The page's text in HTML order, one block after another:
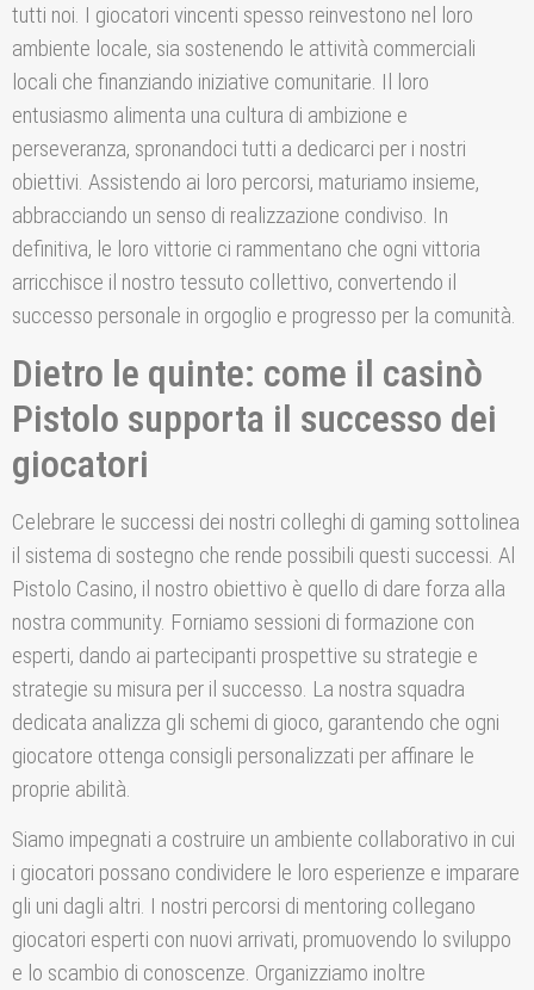
tutti noi. I giocatori vincenti spesso reinvestono nel loro
ambiente locale, sia sostenendo le attività commerciali
locali che finanziando iniziative comunitarie. Il loro
entusiasmo alimenta una cultura di ambizione e
perseveranza, spronandoci tutti a dedicarci per i nostri
obiettivi. Assistendo ai loro percorsi, maturiamo insieme,
abbracciando un senso di realizzazione condiviso. In
definitiva, le loro vittorie ci rammentano che ogni vittoria
arricchisce il nostro tessuto collettivo, convertendo il
successo personale in orgoglio e progresso per la comunità.
Dietro le quinte: come il casinò
Pistolo supporta il successo dei
giocatori
Celebrare le successi dei nostri colleghi di gaming sottolinea
il sistema di sostegno che rende possibili questi successi. Al
Pistolo Casino, il nostro obiettivo è quello di dare forza alla
nostra community. Forniamo sessioni di formazione con
esperti, dando ai partecipanti prospettive su strategie e
strategie su misura per il successo. La nostra squadra
dedicata analizza gli schemi di gioco, garantendo che ogni
giocatore ottenga consigli personalizzati per affinare le
proprie abilità.
Siamo impegnati a costruire un ambiente collaborativo in cui
i giocatori possano condividere le loro esperienze e imparare
gli uni dagli altri. I nostri percorsi di mentoring collegano
giocatori esperti con nuovi arrivati, promuovendo lo sviluppo
e lo scambio di conoscenze. Organizziamo inoltre